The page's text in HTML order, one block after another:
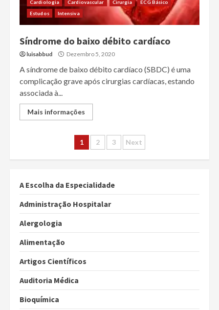
Cardiologia Cardiovascular Cirurgia
ECG Básico
Estudos
Intensiva
Síndrome do baixo débito cardíaco
luisabbud Dezembro 5, 2020
A síndrome de baixo débito cardíaco (SBDC) é uma
complicação grave após cirurgias cardíacas, estando
associada à...
Mais informações
Paginação
dos
conteúdos
1 2 3 Next
A Escolha da Especialidade
Administração Hospitalar
Alergologia
Alimentação
Artigos Científicos
Auditoria Médica
Bioquímica